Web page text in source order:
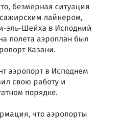
безмерная ситуация
лайнером,
эль-Шейха в Исподний
полета аэроплан был
Казани.
аэропорт в Исподнем
свою работу и
порядке.
что аэропорты